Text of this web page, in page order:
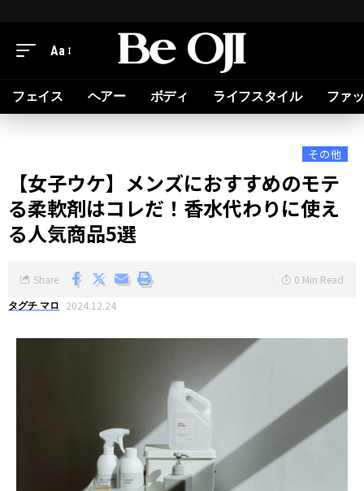
Aa
フェイス ヘアー ボディ ライフスタイル ファ
その他
【女子ウケ】メンズにおすすめのモテ
る柔軟剤はコレだ！香水代わりに使え
る人気商品5選
タグチ マロ 2024.12.24
Share 0 Min Read